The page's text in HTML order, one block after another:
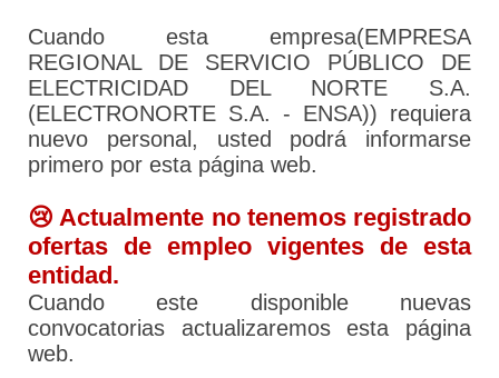
Cuando esta empresa(EMPRESA
REGIONAL DE SERVICIO PÚBLICO DE
ELECTRICIDAD DEL NORTE S.A.
(ELECTRONORTE S.A. - ENSA)) requiera
nuevo personal, usted podrá informarse
primero por esta página web.
😢 Actualmente no tenemos registrado
ofertas de empleo vigentes de esta
entidad.
Cuando este disponible nuevas
convocatorias actualizaremos esta página
web.